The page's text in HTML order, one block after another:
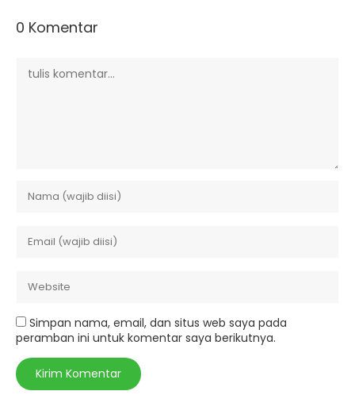
0 Komentar
Simpan nama, email, dan situs web saya pada
peramban ini untuk komentar saya berikutnya.